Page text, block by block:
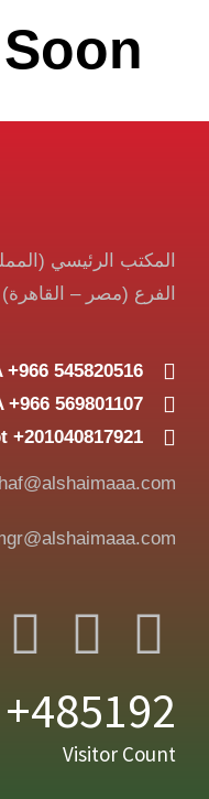
المكتب الرئيسي
الفرع (مصر – القاهرة)
+966 545820516
+966 569801107
+201040817921
485192+
Visitor Count